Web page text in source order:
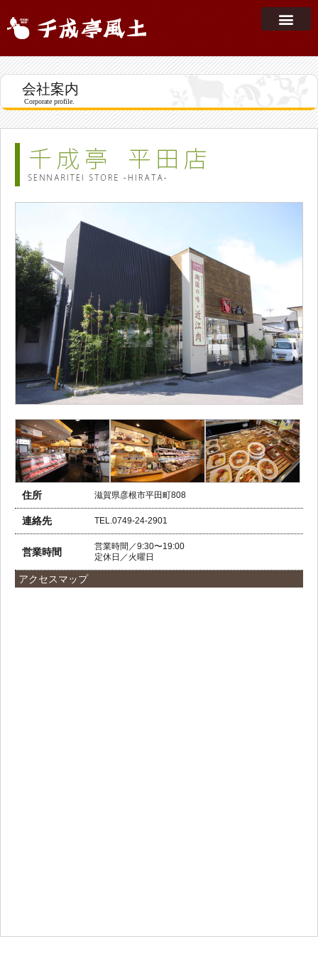
会社案内
Corporate profile.
住所 滋賀県彦根市平田町808
連絡先 TEL.0749-24-2901
営業時間
営業時間／9:30〜19:00
定休日／火曜日
アクセスマップ